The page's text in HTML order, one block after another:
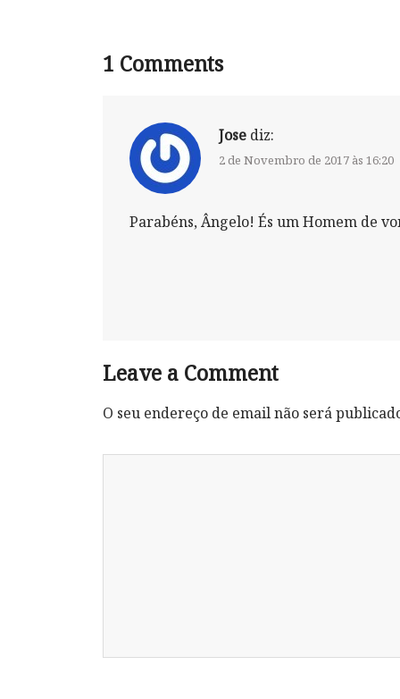
1 Comments
Jose diz:
2 de Novembro de 2017 às 16:20
Parabéns, Ângelo! És um Homem de
Leave a Comment
O seu endereço de email não será